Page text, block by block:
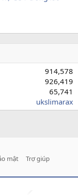
914,578
926,419
65,741
ukslimarax
mật
Trợ giúp